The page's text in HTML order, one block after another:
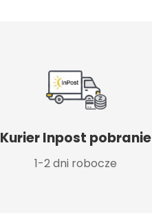
Kurier Inpost pobranie
1-2 dni robocze